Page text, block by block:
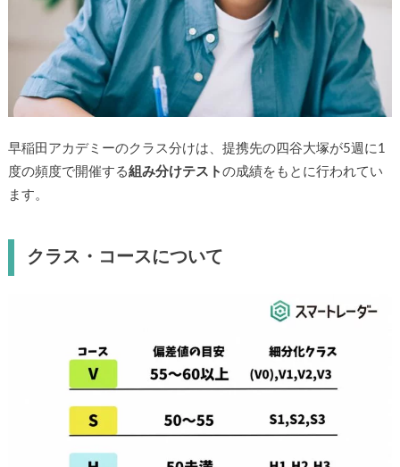
早稲田アカデミーのクラス分けは、提携先の四谷大塚が5週に1
度の頻度で開催する組み分けテスト の成績をもとに行われてい
ます。
クラス・コースについて